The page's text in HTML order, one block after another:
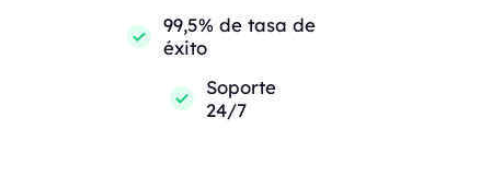
99,5% de tasa de
éxito
Soporte
24/7